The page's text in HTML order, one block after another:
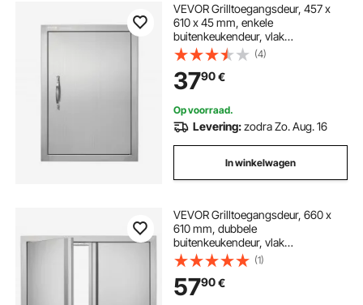
VEVOR Grilltoegangsdeur, 457 x
610 x 45 mm, enkele
buitenkeukendeur, vlak
gemonteerde roestvrijstalen deur,
verticale wanddeur met handgreep,
voor grill-eiland, grillstation,
buitenkast
(4)
3790€
Op voorraad.
Levering:zodra Zo. Aug. 16
In winkelwagen
VEVOR Grilltoegangsdeur, 660 x
610 mm, dubbele
buitenkeukendeur, vlak
gemonteerde roestvrijstalen deur,
verticale wanddeur met intrekbare
handgrepen, voor grill-eiland,
grillstation, buitenkast
(1)
5790€